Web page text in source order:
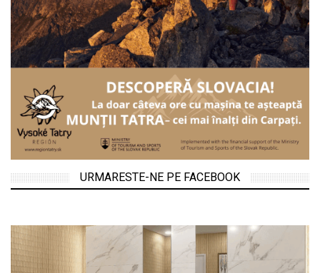
URMARESTE-NE PE FACEBOOK